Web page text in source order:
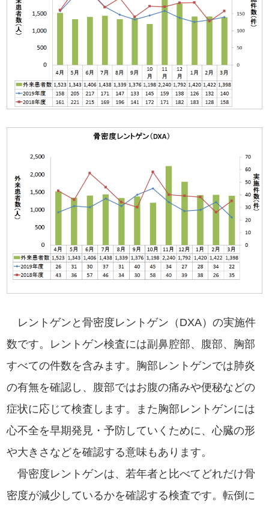
レントゲンと骨密度レントゲン（DXA）の実施件
数です。レントゲン検査には副鼻腔部、腹部、胸部
すべての件数を含みます。胸部レントゲンでは肺炎
の有無を確認し、腹部ではお腹の痛みや便秘などの
症状に応じて検査します。また胸部レントゲンには
心不全を早期発見・予防していくために、心臓の形
や大きさなどを確認する意味もあります。
骨密度レントゲンは、若年者と比べてどれだけ骨
密度が減少しているかを確認する検査です。転倒に